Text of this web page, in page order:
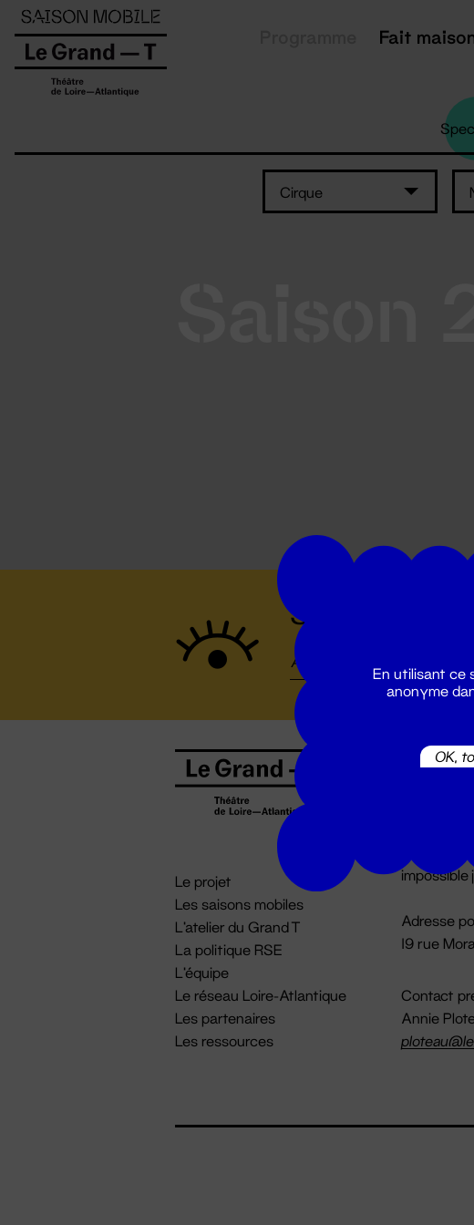
Fait
Cirque
Suivez toutes
Le projet
Les saisons mobiles
L'atelier du Grand T
La politique RSE
L'équipe
Le réseau Loire-Atlantique
Les partenaires
Les ressources
Billetterie
impossible
Adresse
19 rue
Contact
Annie
Panneau de gestion des cookies
En utilisant ce
anonyme
OK,